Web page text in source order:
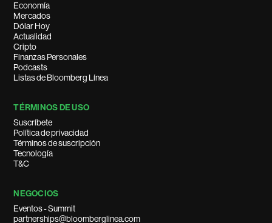
Economía
Mercados
Dólar Hoy
Actualidad
Cripto
Finanzas Personales
Podcasts
Listas de Bloomberg Línea
TÉRMINOS DE USO
Suscríbete
Política de privacidad
Términos de suscripción
Tecnología
T&C
NEGOCIOS
Eventos - Summit
partnerships@bloomberglinea.com